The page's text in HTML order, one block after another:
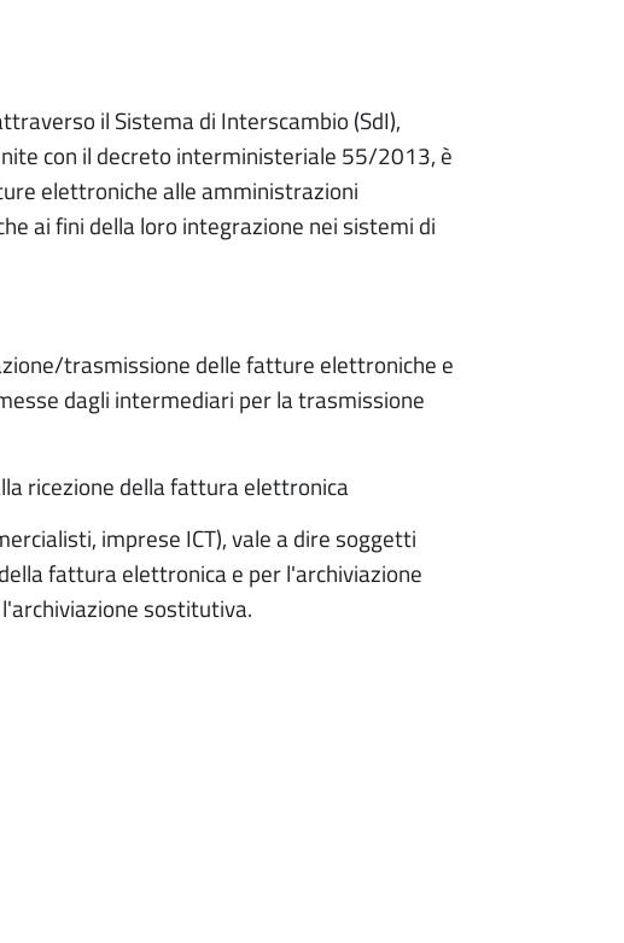
il Sistema di Interscambio (SdI),
con il decreto interministeriale 55/2013, è
elettroniche alle amministrazioni
ai fini della loro integrazione nei sistemi di
trasmissione delle fatture elettroniche e
dagli intermediari per la trasmissione
ricezione della fattura elettronica
imprese ICT), vale a dire soggetti
fattura elettronica e per l'archiviazione
sostitutiva.